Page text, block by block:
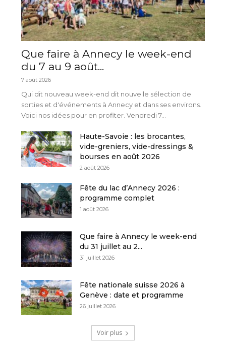
Que faire à Annecy le week-end
du 7 au 9 août...
7 août 2026
Qui dit nouveau week-end dit nouvelle sélection de
sorties et d'événements à Annecy et dans ses environs.
Voici nos idées pour en profiter. Vendredi 7...
Haute-Savoie : les brocantes,
vide-greniers, vide-dressings &
bourses en août 2026
2 août 2026
Fête du lac d’Annecy 2026 :
programme complet
1 août 2026
Que faire à Annecy le week-end
du 31 juillet au 2...
31 juillet 2026
Fête nationale suisse 2026 à
Genève : date et programme
26 juillet 2026
Voir plus